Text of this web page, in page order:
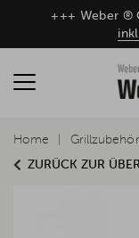
+++ Weber ®
ZURÜCK ZUR
Home Grillzubehör